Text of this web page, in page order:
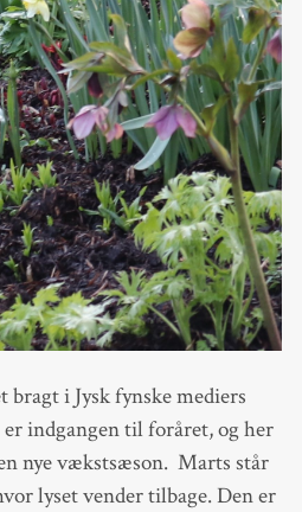
i Jysk fynske mediers
indgangen til foråret, og her
nye vækstsæson. Marts står
lyset vender tilbage. Den er